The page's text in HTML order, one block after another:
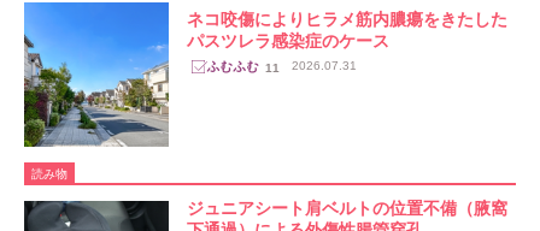
ネコ咬傷によりヒラメ筋内膿瘍をきたした
パスツレラ感染症のケース
11 2026.07.31
読み物
ジュニアシート肩ベルトの位置不備（腋窩